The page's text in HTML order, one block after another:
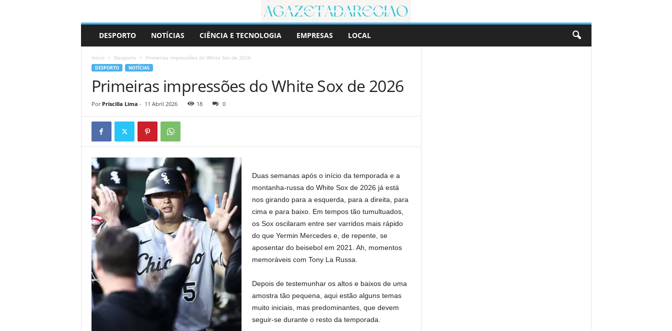
r
DESPORTO NOTÍCIAS CIÊNCIA E TECNOLOGIA EMPRESAS LOCAL
Início Desporto Primeiras impressões do White Sox de 2026
DESPORTO NOTÍCIAS
Primeiras impressões do White Sox de 2026
Por Priscilla Lima - 11 Abril 2026 18 0
Duas semanas após o início da temporada e a
montanha-russa do White Sox de 2026 já está
nos girando para a esquerda, para a direita, para
cima e para baixo. Em tempos tão tumultuados,
os Sox oscilaram entre ser varridos mais rápido
do que Yermin Mercedes e, de repente, se
aposentar do beisebol em 2021. Ah, momentos
memoráveis ​​​​com Tony La Russa.
Depois de testemunhar os altos e baixos de uma
amostra tão pequena, aqui estão alguns temas
muito iniciais, mas predominantes, que devem
seguir-se durante o resto da temporada.